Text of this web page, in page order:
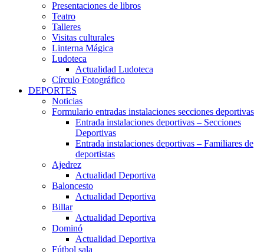
Presentaciones de libros
Teatro
Talleres
Visitas culturales
Linterna Mágica
Ludoteca
Actualidad Ludoteca
Círculo Fotográfico
DEPORTES
Noticias
Formulario entradas instalaciones secciones deportivas
Entrada instalaciones deportivas – Secciones
Deportivas
Entrada instalaciones deportivas – Familiares de
deportistas
Ajedrez
Actualidad Deportiva
Baloncesto
Actualidad Deportiva
Billar
Actualidad Deportiva
Dominó
Actualidad Deportiva
Fútbol sala